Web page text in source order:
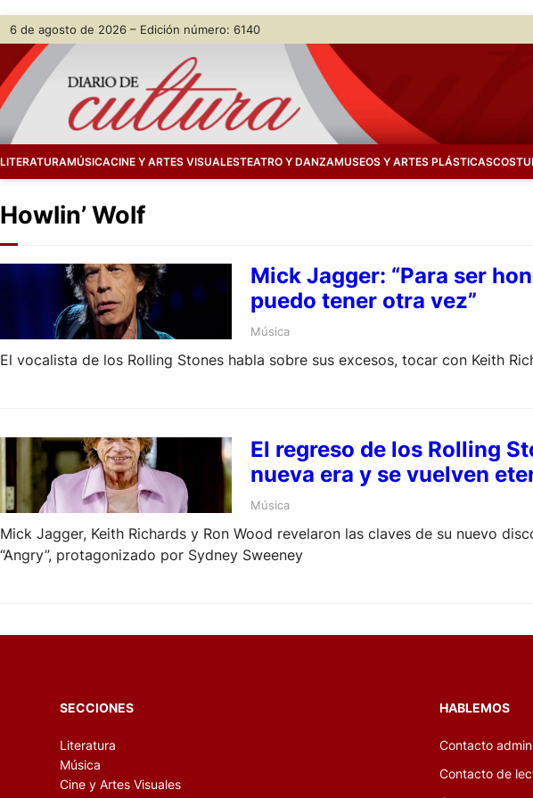
Skip
content
6 de agosto de 2026 – Edición número: 6140
LITERATURAMÚSICACINE Y ARTES VISUALESTEATRO Y DANZAMUSEOS Y ARTES PLÁSTICAS
Howlin’ Wolf
Mick Jagger: “Para ser
puedo tener otra vez”
Música
El vocalista de los Rolling Stones habla sobre sus excesos, tocar con Keith
El regreso de los Rolling
nueva era y se vuelven
Música
Mick Jagger, Keith Richards y Ron Wood revelaron las claves de su nuevo
“Angry”, protagonizado por Sydney Sweeney
SECCIONES
Literatura
Música
Cine y Artes Visuales
HABLEMOS
Contacto
Contacto de